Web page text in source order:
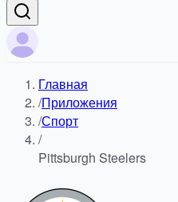
Главная
/Приложения
/Спорт
/
Pittsburgh Steelers